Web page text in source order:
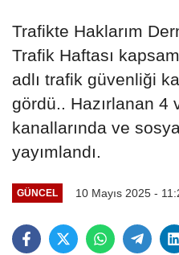
Trafikte Haklarım
Trafik Haftası
adlı trafik güvenliği
gördü.. Hazırlanan 4
kanallarında ve
yayımlandı.
GÜNCEL 10 Mayıs 2025 -